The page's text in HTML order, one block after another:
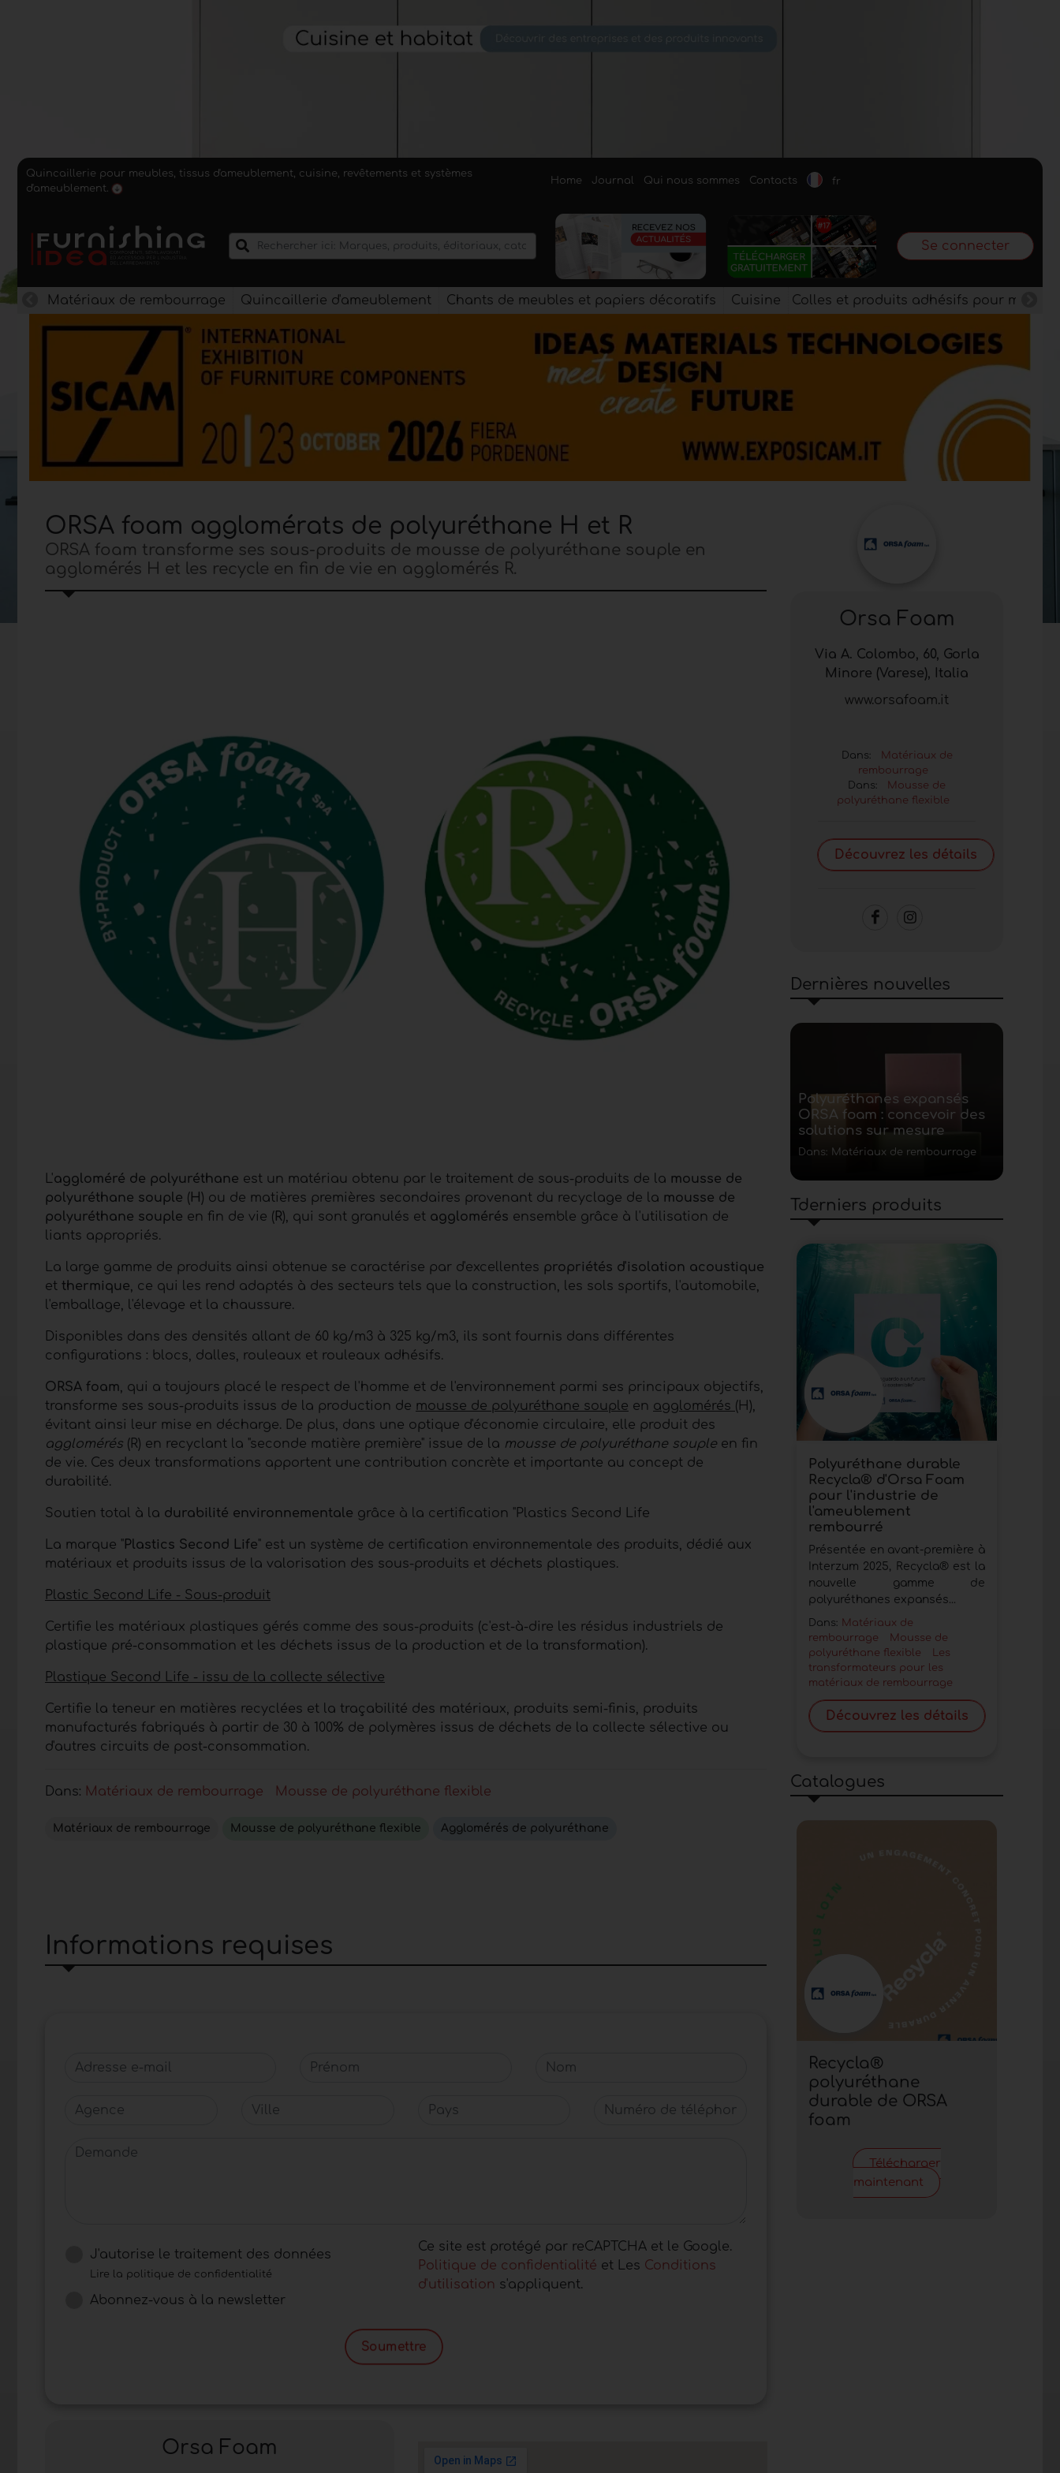
Quincaillerie pour meubles, tissus d'ameublement, cuisine, revêtements et systèmes
d'ameublement.
Home Journal Qui nous sommes Contacts fr
Se connecter
Matériaux de rembourrage Quincaillerie d'ameublement Chants de meubles et papiers décoratifs Cuisine Colles et produits adhésifs pour
ORSA foam agglomérats de polyuréthane H et R
ORSA foam transforme ses sous-produits de mousse de polyuréthane souple en
agglomérés H et les recycle en fin de vie en agglomérés R.
L'aggloméré de polyuréthane est un matériau obtenu par le traitement de sous-produits de la mousse de
polyuréthane souple ( H ) ou de matières premières secondaires provenant du recyclage de la mousse de
polyuréthane souple en fin de vie ( R), qui sont granulés et agglomérés ensemble grâce à l'utilisation de
liants appropriés.
La large gamme de produits ainsi obtenue se caractérise par d'excellentes propriétés d'isolation acoustique
et thermique, ce qui les rend adaptés à des secteurs tels que la construction, les sols sportifs, l'automobile,
l'emballage, l'élevage et la chaussure.
Disponibles dans des densités allant de 60 kg/m3 à 325 kg/m3, ils sont fournis dans différentes
configurations : blocs, dalles, rouleaux et rouleaux adhésifs.
ORSA foam, qui a toujours placé le respect de l'homme et de l'environnement parmi ses principaux objectifs,
transforme ses sous-produits issus de la production de mousse de polyuréthane souple en agglomérés (H),
évitant ainsi leur mise en décharge. De plus, dans une optique d'économie circulaire, elle produit des
agglomérés (R) en recyclant la "seconde matière première" issue de la mousse de polyuréthane souple en fin
de vie. Ces deux transformations apportent une contribution concrète et importante au concept de
durabilité.
Soutien total à la durabilité environnementale grâce à la certification "Plastics Second Life
La marque "Plastics Second Life" est un système de certification environnementale des produits, dédié aux
matériaux et produits issus de la valorisation des sous-produits et déchets plastiques.
Plastic Second Life - Sous-produit
Certifie les matériaux plastiques gérés comme des sous-produits (c'est-à-dire les résidus industriels de
plastique pré-consommation et les déchets issus de la production et de la transformation).
Plastique Second Life - issu de la collecte sélective
Certifie la teneur en matières recyclées et la traçabilité des matériaux, produits semi-finis, produits
manufacturés fabriqués à partir de 30 à 100% de polymères issus de déchets de la collecte sélective ou
d'autres circuits de post-consommation.
Dans: Matériaux de rembourrage Mousse de polyuréthane flexible
Matériaux de rembourrage Mousse de polyuréthane flexible Agglomérés de polyuréthane
Informations requises
Adresse e-mail Prénom Nom
Agence Ville Pays Numéro de téléphone
Demande
J'autorise le traitement des données
Lire la politique de confidentialité
Abonnez-vous à la newsletter
Ce site est protégé par reCAPTCHA et le Google.
Politique de confidentialité et Les Conditions
d'utilisation s'appliquent.
Soumettre
Orsa Foam
Orsa Foam
Via A. Colombo, 60, Gorla
Minore (Varese), Italia
www.orsafoam.it
Dans:
Matériaux de
rembourrage
Dans:
Mousse de
polyuréthane flexible
Découvrez les détails
Dernières nouvelles
Polyuréthanes expansés
ORSA foam : concevoir des
solutions sur mesure
Dans: Matériaux de rembourrage
Tderniers produits
Polyuréthane durable
Recycla® d'Orsa Foam
pour l'industrie de
l'ameublement
rembourré
Présentée en avant-première à
Interzum 2025, Recycla® est la
nouvelle gamme de
polyuréthanes expansés...
Dans: Matériaux de
rembourrage
Mousse de
polyuréthane flexible
Les
transformateurs pour les
matériaux de rembourrage
Découvrez les détails
Catalogues
Recycla®
polyuréthane
durable de ORSA
foam
Télécharger
maintenant